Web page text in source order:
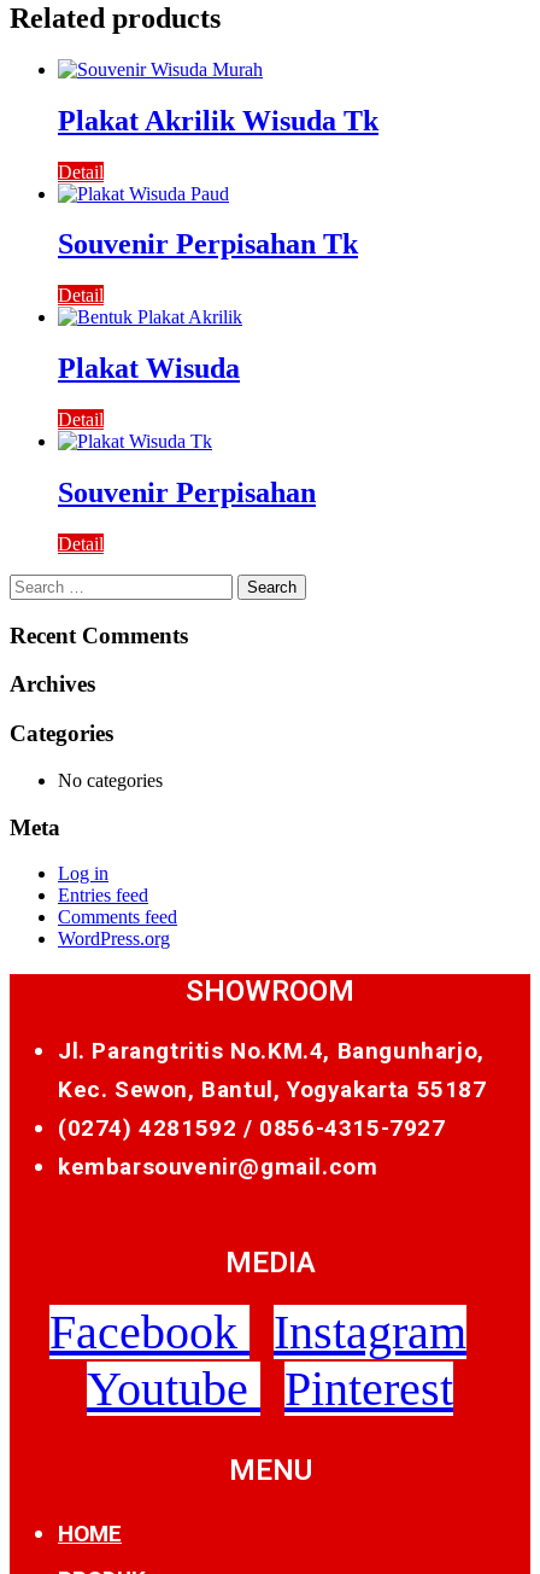
Related products
Plakat Akrilik Wisuda Tk
Detail
Souvenir Perpisahan Tk
Detail
Plakat Wisuda
Detail
Souvenir Perpisahan
Detail
Search
for:
Recent Comments
Archives
Categories
No categories
Meta
Log in
Entries feed
Comments feed
WordPress.org
SHOWROOM
Jl. Parangtritis No.KM.4, Bangunharjo,
Kec. Sewon, Bantul, Yogyakarta 55187
(0274) 4281592 / 0856-4315-7927
kembarsouvenir@gmail.com
MEDIA
Facebook
Instagram
Youtube
Pinterest
MENU
HOME